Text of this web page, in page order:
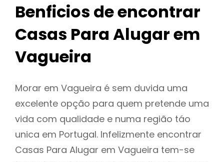
Benficios de encontrar
Casas Para Alugar em
Vagueira
Morar em Vagueira é sem duvida uma
excelente opção para quem pretende uma
vida com qualidade e numa região táo
unica em Portugal. Infelizmente encontrar
Casas Para Alugar em Vagueira tem-se